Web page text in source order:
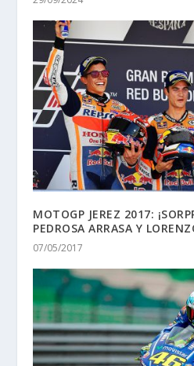
MOTOGP JEREZ 2017:
PEDROSA ARRASA Y
07/05/2017